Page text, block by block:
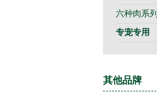
六种肉系列
专宠专用
其他品牌